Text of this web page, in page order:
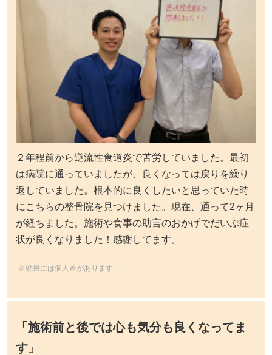
２年程前から逆流性食道炎で苦労していました。最初
は病院に通っていましたが、良くなっては戻りを繰り
返していました。根本的に良くしたいと思っていた時
にこちらの整骨院を見つけました。現在、通って2ヶ月
が経ちました。施術や食事の助言のおかげでだいぶ症
状が良くなりました！感謝してます。
※効果には個人差があります
「施術前と後では心も気分も良くなってま
す」